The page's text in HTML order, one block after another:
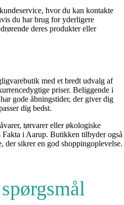
hvor du kan kontakte
du har brug for yderligere
deres produkter eller
med et bredt udvalg af
priser. Beliggende i
gode åbningstider, der giver dig
dig bedst.
tørvarer eller økologiske
i Aarup. Butikken tilbyder også
der sikrer en god shoppingoplevelse.